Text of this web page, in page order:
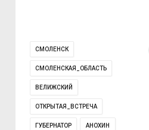
СМОЛЕНСК
СМОЛЕНСКАЯ_ОБЛАСТЬ
ВЕЛИЖСКИЙ
ОТКРЫТАЯ_ВСТРЕЧА
ГУБЕРНАТОР АНОХИН